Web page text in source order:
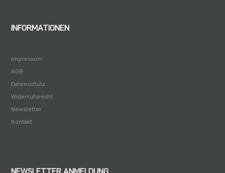
INFORMATIONEN
Impressum
AGB
Datenschutz
Widerrufsrecht
Newsletter
Kontakt